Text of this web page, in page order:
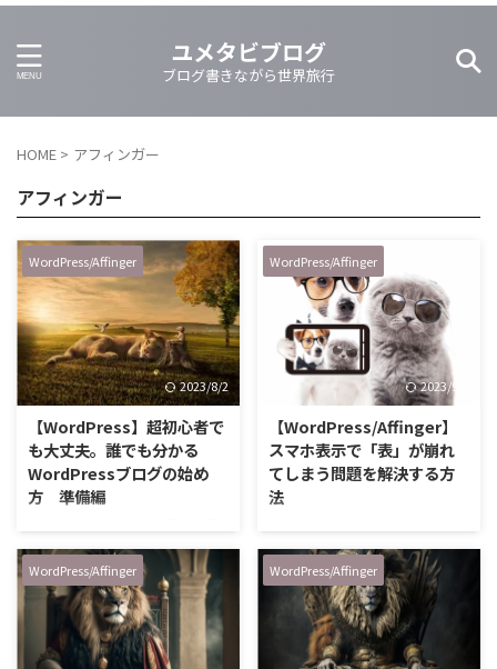
ユメタビブログ
ブログ書きながら世界旅行
HOME > アフィンガー
アフィンガー
WordPress/Affinger
2023/8/2
【WordPress】超初心者で
も大丈夫。誰でも分かる
WordPressブログの始め
方 準備編
知識は不要 ブログや企業のWEB
作成に多く使われている
WordPress（ワードプレス） 全
世界のWebサイトの４割で使われ
ているWordPressですが、このブ
ログもWordPress（ワードプレ
WordPress/Affinger
2023/9/3
【WordPress/Affinger】
スマホ表示で「表」が崩れ
てしまう問題を解決する方
法
に表をいくつか入れていますが、
PCでは綺麗に見えるのにスマホ
で見るとどうしても表示が崩れて
しまいます。 縦長のひたすら長
い表になっていて、それを見ると
がっかりします笑 せっかく作っ
WordPress/Affinger WordPress/Affinger